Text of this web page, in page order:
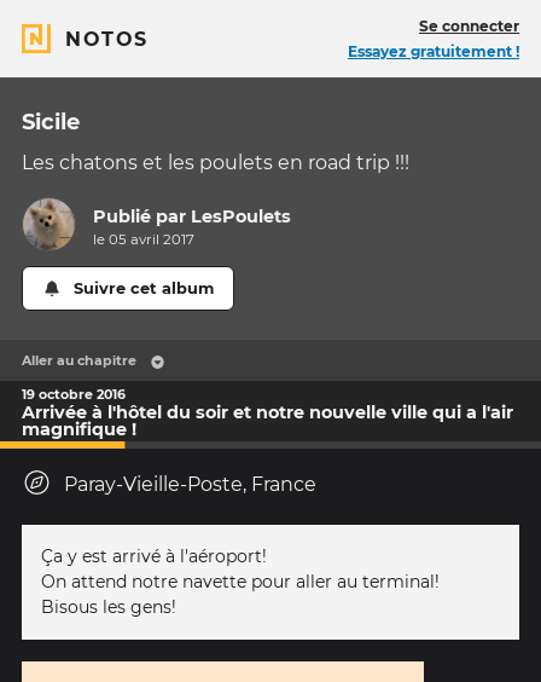
NOTOS
Se connecter
Essayez gratuitement !
Sicile
Les chatons et les poulets en road trip !!!
Publié par LesPoulets
le 05 avril 2017
Suivre cet album
Aller au chapitre
19 octobre 2016
Arrivée à l'hôtel du soir et notre nouvelle ville qui a l'air
magnifique !
Paray-Vieille-Poste, France
Ça y est arrivé à l'aéroport!
On attend notre navette pour aller au terminal!
Bisous les gens!